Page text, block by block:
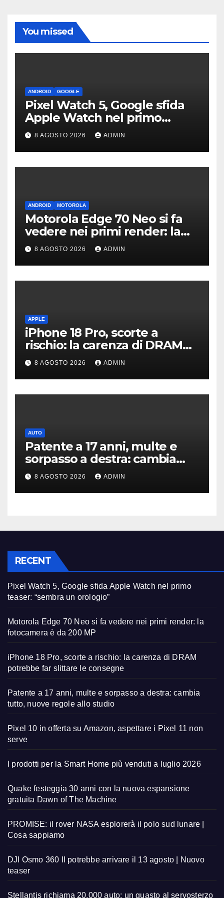
You missed
ANDROID GOOGLE
Pixel Watch 5, Google sfida
Apple Watch nel primo
teaser: “sembra un orologio”
8 AGOSTO 2026 ADMIN
ANDROID MOTOROLA
Motorola Edge 70 Neo si fa
vedere nei primi render: la
fotocamera è da 200 MP
8 AGOSTO 2026 ADMIN
APPLE
iPhone 18 Pro, scorte a
rischio: la carenza di DRAM
potrebbe far slittare le
consegne
8 AGOSTO 2026 ADMIN
AUTO
Patente a 17 anni, multe e
sorpasso a destra: cambia
tutto, nuove regole allo
studio
8 AGOSTO 2026 ADMIN
RECENT
Pixel Watch 5, Google sfida Apple Watch nel primo
teaser: “sembra un orologio”
Motorola Edge 70 Neo si fa vedere nei primi render: la
fotocamera è da 200 MP
iPhone 18 Pro, scorte a rischio: la carenza di DRAM
potrebbe far slittare le consegne
Patente a 17 anni, multe e sorpasso a destra: cambia
tutto, nuove regole allo studio
Pixel 10 in offerta su Amazon, aspettare i Pixel 11 non
serve
I prodotti per la Smart Home più venduti a luglio 2026
Quake festeggia 30 anni con la nuova espansione
gratuita Dawn of The Machine
PROMISE: il rover NASA esplorerà il polo sud lunare |
Cosa sappiamo
DJI Osmo 360 II potrebbe arrivare il 13 agosto | Nuovo
teaser
Stellantis richiama 20.000 auto: un guasto al servosterzo